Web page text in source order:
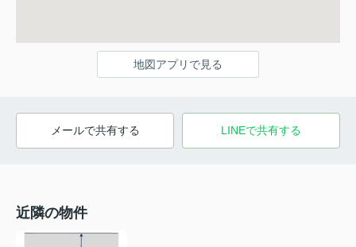
地図アプリで見る
メールで共有する LINEで共有する
近隣の物件